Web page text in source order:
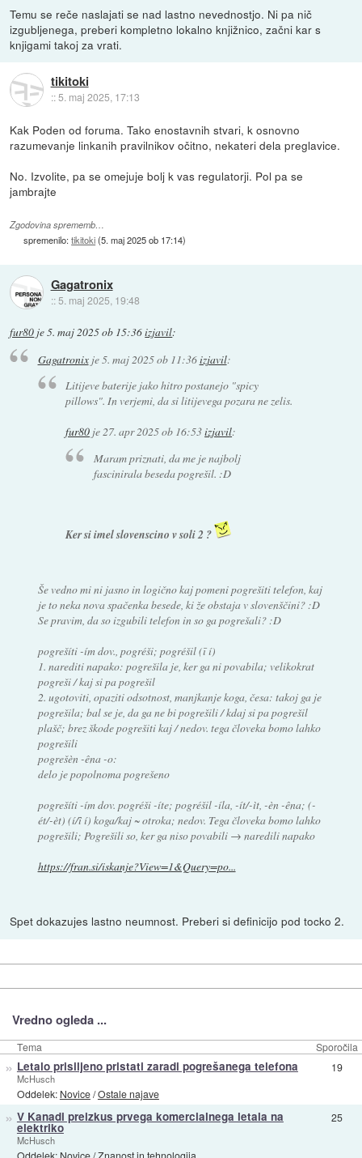
Temu se reče naslajati se nad lastno nevednostjo. Ni pa nič
izgubljenega, preberi kompletno lokalno knjižnico, začni kar s
knjigami takoj za vrati.
tikitoki
::5. maj 2025, 17:13
Kak Poden od foruma. Tako enostavnih stvari, k osnovno
razumevanje linkanih pravilnikov očitno, nekateri dela preglavice.
No. Izvolite, pa se omejuje bolj k vas regulatorji. Pol pa se
jambrajte
Zgodovina sprememb…
spremenilo:tikitoki(5. maj 2025 ob 17:14)
Gagatronix
:: 5. maj 2025, 19:48
fur80 je5. maj 2025 ob 15:36izjavil:
Gagatronixje5. maj 2025 ob 11:36izjavil:
Litijeve baterije jako hitro postanejo "spicy
pillows". In verjemi, da si litijevega pozara ne zelis.
fur80 je27. apr 2025 ob 16:53izjavil:
Maram priznati, da me je najbolj
fascinirala beseda pogrešil. :D
Ker si imel slovenscino v soli 2 ?
Še vedno mi ni jasno in logično kaj pomeni pogrešiti telefon, kaj
je to neka nova spačenka besede, ki že obstaja v slovenščini? :D
Se pravim, da so izgubili telefon in so ga pogrešali? :D
pogrešíti -ím dov., pogréši; pogréšil (ī í)
1. narediti napako: pogrešila je, ker ga ni povabila; velikokrat
pogreši / kaj si pa pogrešil
2. ugotoviti, opaziti odsotnost, manjkanje koga, česa: takoj ga je
pogrešila; bal se je, da ga ne bi pogrešili / kdaj si pa pogrešil
plašč; brez škode pogrešiti kaj / nedov. tega človeka bomo lahko
pogrešili
pogrešèn -êna -o:
delo je popolnoma pogrešeno
pogrešíti -ím dov. pogréši -íte; pogréšil -íla, -ít/-ìt, -èn -êna; (-
ét/-èt) (í/ȋ í) koga/kaj ~ otroka; nedov. Tega človeka bomo lahko
pogrešili; Pogrešili so, ker ga niso povabili → naredili napako
https://fran.si/iskanje?View=1&Query=po...
Spet dokazujes lastno neumnost. Preberi si definicijo pod tocko 2.
Vredno ogleda ...
Tema Sporočila
» Letalo prisiljeno pristati zaradi pogrešanega telefona
McHusch
Oddelek: Novice/Ostale najave
19
» V Kanadi preizkus prvega komercialnega letala na
elektriko
McHusch
25